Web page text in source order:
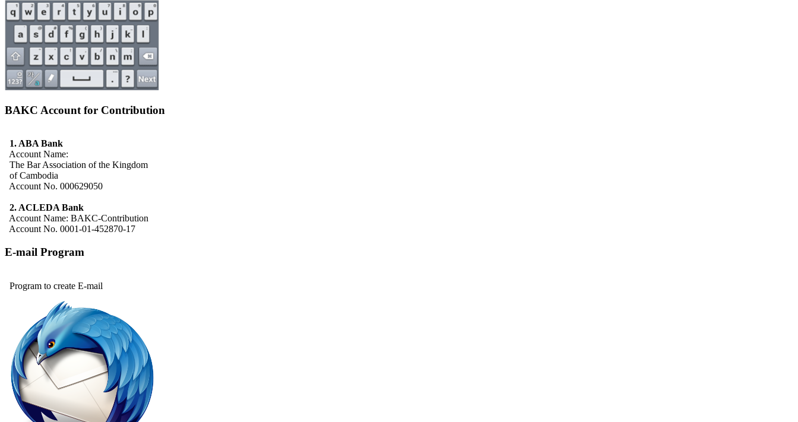
BAKC Account for Contribution
1. ABA Bank
Account Name:
The Bar Association of the Kingdom
of Cambodia
Account No. 000629050
2. ACLEDA Bank
Account Name: BAKC-Contribution
Account No. 0001-01-452870-17
E-mail Program
Program to create E-mail